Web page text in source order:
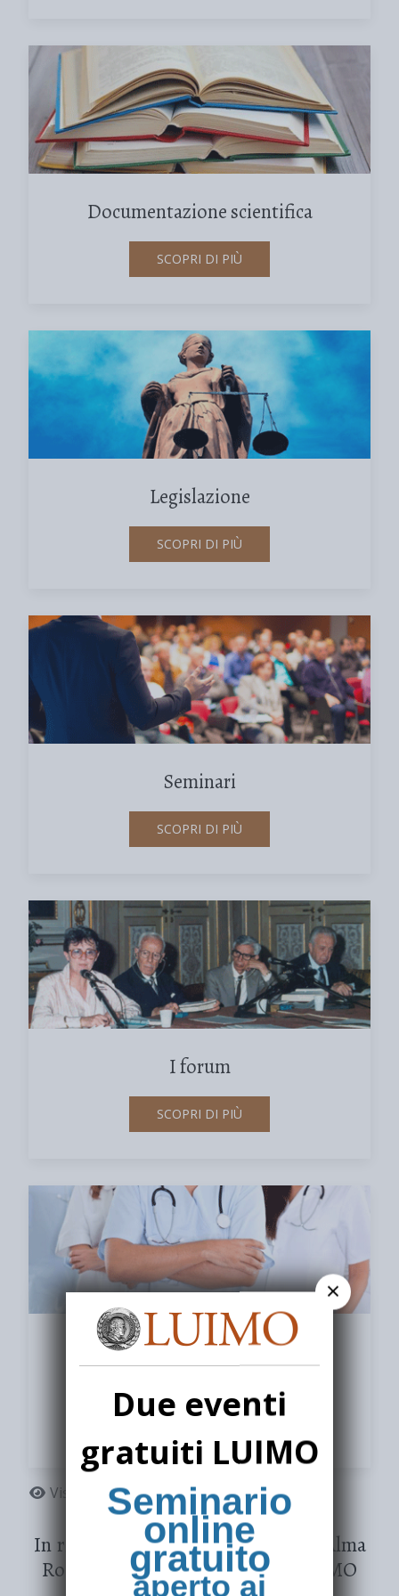
Documentazione scientifica
SCOPRI DI PIÙ
Legislazione
SCOPRI DI PIÙ
Seminari
SCOPRI DI PIÙ
I forum
SCOPRI DI PIÙ
Casi clinici
Visite: 995859
In ricordo della Dottoressa Adele Alma
Rodriguez - Fondatrice della LUIMO
×
Due eventi
gratuiti LUIMO
Seminario
online
gratuito
aperto ai